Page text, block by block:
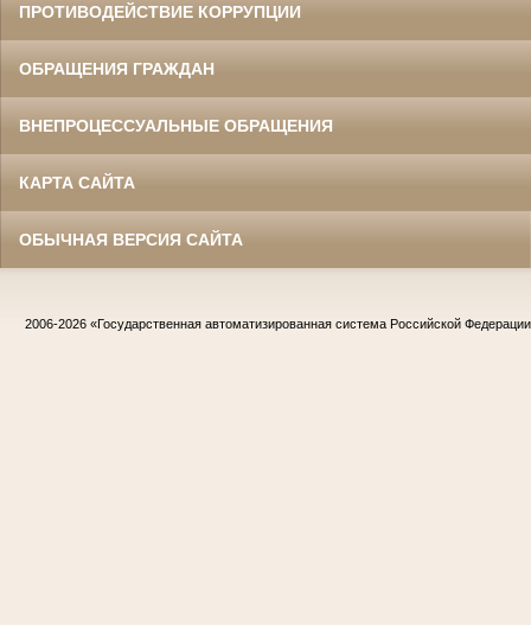
ПРОТИВОДЕЙСТВИЕ КОРРУПЦИИ
ОБРАЩЕНИЯ ГРАЖДАН
ВНЕПРОЦЕССУАЛЬНЫЕ ОБРАЩЕНИЯ
КАРТА САЙТА
ОБЫЧНАЯ ВЕРСИЯ САЙТА
2006-2026 «Государственная автоматизированная система Российской